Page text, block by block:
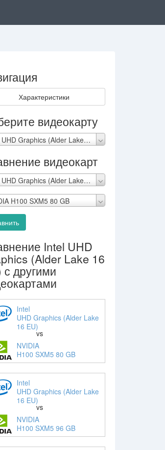
Характеристики
видеокарту
Intel UHD Graphics (Alder Lake 16 EU)
видеокарт
Intel UHD Graphics (Alder Lake 16 EU)
H100 SXM5 80 GB
Intel UHD
(Alder Lake 16
с другими
Intel
UHD Graphics (Alder Lake
16 EU)
vs
NVIDIA
H100 SXM5 80 GB
Intel
UHD Graphics (Alder Lake
16 EU)
vs
NVIDIA
H100 SXM5 96 GB